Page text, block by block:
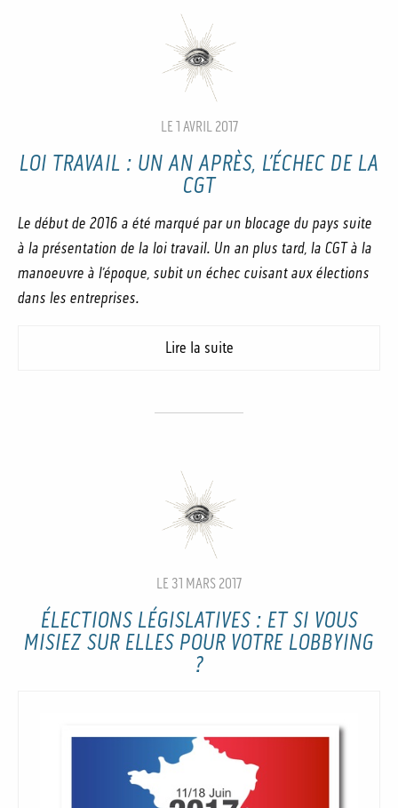
LE 1 AVRIL 2017
LOI TRAVAIL : UN AN APRÈS, L’ÉCHEC DE LA
CGT
Le début de 2016 a été marqué par un blocage du pays suite
à la présentation de la loi travail. Un an plus tard, la CGT à la
manoeuvre à l’époque, subit un échec cuisant aux élections
dans les entreprises.
Lire la suite
LE 31 MARS 2017
ÉLECTIONS LÉGISLATIVES : ET SI VOUS
MISIEZ SUR ELLES POUR VOTRE LOBBYING
?